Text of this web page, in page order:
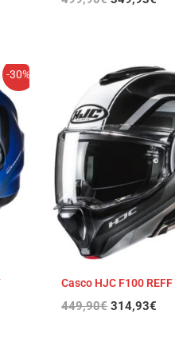
-30%
Casco HJC F100 REFF
449,90€
El
precio
original
era:
449,90€.
314,93€
El
es: